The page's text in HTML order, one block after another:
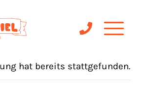
hat bereits stattgefunden.